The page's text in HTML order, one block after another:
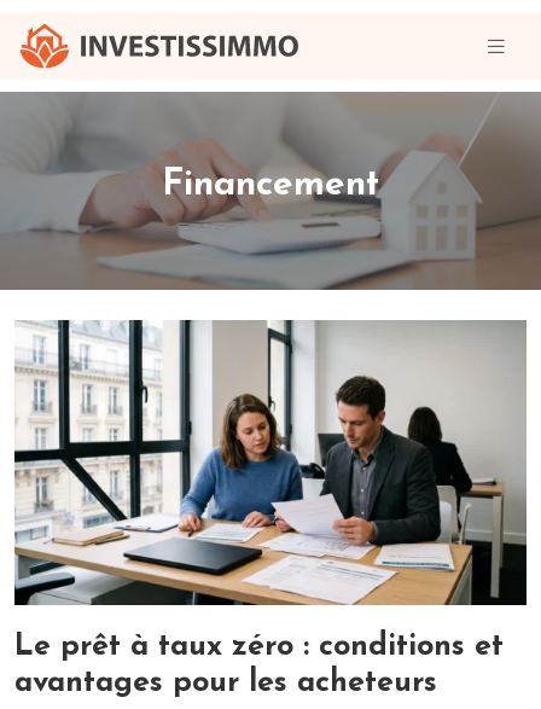
Financement
Le prêt à taux zéro : conditions et
avantages pour les acheteurs